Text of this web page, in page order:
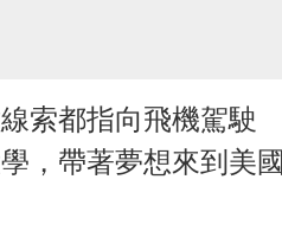
索都指向飛機駕駛
，帶著夢想來到美國